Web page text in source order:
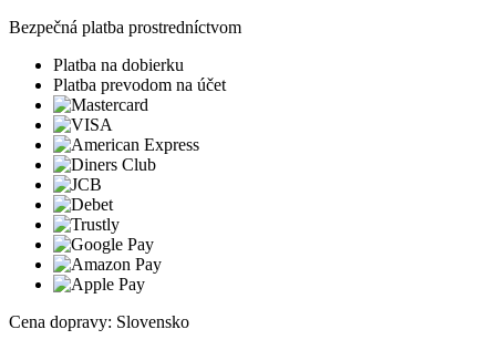
Bezpečná platba prostredníctvom
Platba na dobierku
Platba prevodom na účet
Cena dopravy: Slovensko